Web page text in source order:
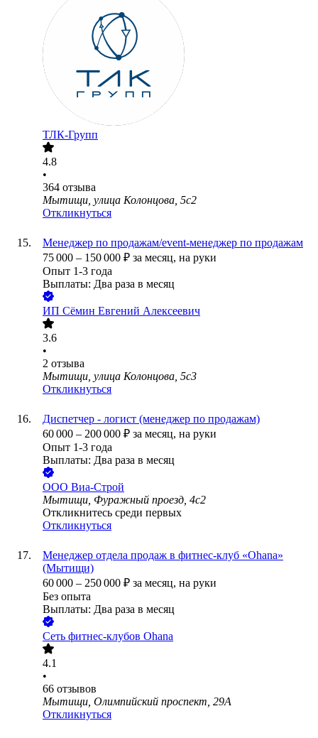
ТЛК-Групп
4.8
•
364 отзыва
Мытищи, улица Колонцова, 5с2
Откликнуться
Менеджер по продажам/event-менеджер по продажам
75 000 – 150 000 ₽ за месяц, на руки
Опыт 1-3 года
Выплаты: Два раза в месяц
ИП Сёмин Евгений Алексеевич
3.6
•
2 отзыва
Мытищи, улица Колонцова, 5с3
Откликнуться
Диспетчер - логист (менеджер по продажам)
60 000 – 200 000 ₽ за месяц, на руки
Опыт 1-3 года
Выплаты: Два раза в месяц
ООО Виа-Строй
Мытищи, Фуражный проезд, 4с2
Откликнитесь среди первых
Откликнуться
Менеджер отдела продаж в фитнес-клуб «Ohana»
(Мытищи)
60 000 – 250 000 ₽ за месяц, на руки
Без опыта
Выплаты: Два раза в месяц
Сеть фитнес-клубов Ohana
4.1
•
66 отзывов
Мытищи, Олимпийский проспект, 29А
Откликнуться